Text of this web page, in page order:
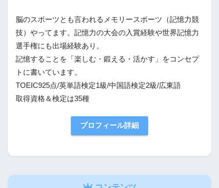
脳のスポーツとも言われるメモリースポーツ（記憶力競
技）やってます。記憶力の大会の入賞経験や世界記憶力
選手権にも出場経験あり。
記憶することを「楽しむ・鍛える・活かす」をコンセプ
トに書いています。
TOEIC925点/英単語検定1級/中国語検定2級/広東語
取得資格＆検定は35種
プロフィール詳細